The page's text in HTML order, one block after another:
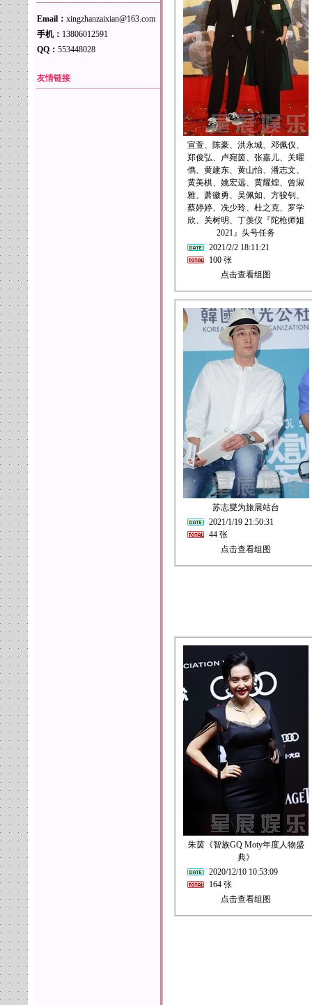
Email： xingzhanzaixian@163.com
手机： 13806012591
QQ： 553448028
友情链接
宣萱、陈豪、洪永城、邓佩仪、
郑俊弘、卢宛茵、张嘉儿、关曜
儁、黄建东、黄山怡、潘志文、
黄美棋、姚宏远、黄耀煌、曾淑
雅、萧徽勇、吴佩如、方骏钊、
蔡婷婷、冼少玲、杜之克、罗学
欣、关树明、丁羡仪『陀枪师姐
2021』头号任务
2021/2/2 18:11:21
100 张
点击查看组图
苏志燮为旅展站台
2021/1/19 21:50:31
44 张
点击查看组图
朱茵《智族GQ Moty年度人物盛
典》
2020/12/10 10:53:09
164 张
点击查看组图